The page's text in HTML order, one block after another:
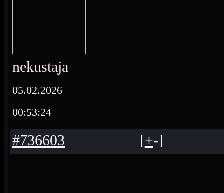
nekustaja
05.02.2026
00:53:24
#736603 [+-]